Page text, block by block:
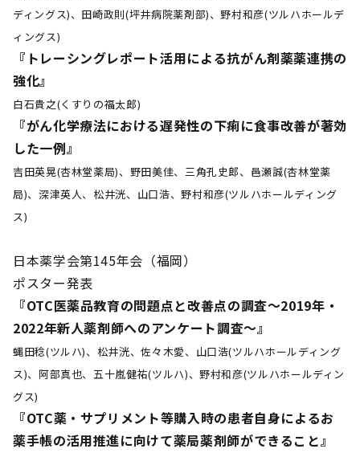
ディングス)、田崎政則(坪井病院薬剤部)、野村和彦(ツルハホールデ
ィングス)
『トレーシングレポート活用による抗がん剤薬薬連携の
強化』
白石貴之(くすりの福太郎)
『がん化学療法における遅発性の下痢に食事改善が著効
した一例』
吉田英晃(杏林堂薬局)、野田美佳、三角孔史郎、邑瀬誠(杏林堂薬
局)、深津英人、松井洸、山口浩、野村和彦(ツルハホールディング
ス)
日本薬学会第145年会（福岡）
ポスター発表
『OTC医薬品教育の問題点と改善点の調査～2019年・
2022年新人薬剤師へのアンケート調査～』
蝿田稔(ツルハ)、松井洸、佐々木愛、山口浩(ツルハホールディング
ス)、阿部真也、五十嵐健祐(ツルハ)、野村和彦(ツルハホールディン
グス)
『OTC薬・サプリメント等購入時の患者自身によるお
薬手帳の活用推進に向けて薬局薬剤師ができること』